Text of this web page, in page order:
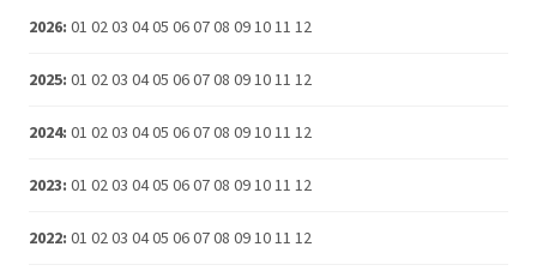
2026: 01 0203 0405 060708 091011 12
2025: 01 0203 0405 060708 091011 12
2024: 01 0203 0405 060708 091011 12
2023: 01 0203 0405 060708 091011 12
2022: 01 0203 0405 060708 091011 12